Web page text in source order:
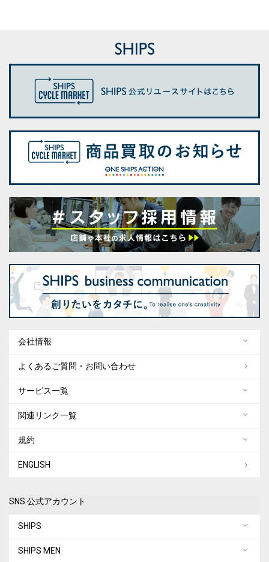
会社情報
よくあるご質問・お問い合わせ
サービス一覧
関連リンク一覧
規約
ENGLISH
SNS 公式アカウント
SHIPS
SHIPS MEN